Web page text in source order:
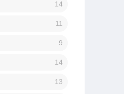
14
11
9
14
13